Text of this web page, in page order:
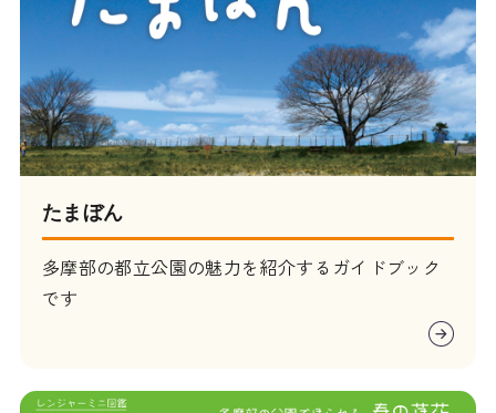
たまぼん
多摩部の都立公園の魅力を紹介するガイドブック
です